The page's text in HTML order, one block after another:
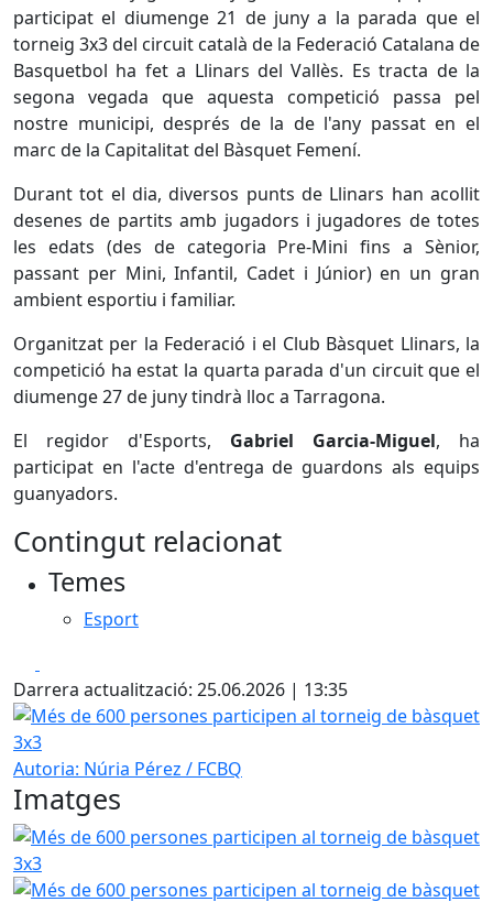
participat el diumenge 21 de juny a la parada que el
torneig 3x3 del circuit català de la Federació Catalana de
Basquetbol ha fet a Llinars del Vallès. Es tracta de la
segona vegada que aquesta competició passa pel
nostre municipi, després de la de l'any passat en el
marc de la Capitalitat del Bàsquet Femení.
Durant tot el dia, diversos punts de Llinars han acollit
desenes de partits amb jugadors i jugadores de totes
les edats (des de categoria Pre-Mini fins a Sènior,
passant per Mini, Infantil, Cadet i Júnior) en un gran
ambient esportiu i familiar.
Organitzat per la Federació i el Club Bàsquet Llinars, la
competició ha estat la quarta parada d'un circuit que el
diumenge 27 de juny tindrà lloc a Tarragona.
El regidor d'Esports, Gabriel Garcia-Miguel, ha
participat en l'acte d'entrega de guardons als equips
guanyadors.
Contingut relacionat
Temes
Esport
Darrera actualització: 25.06.2026 | 13:35
Més de 600 persones participen al torneig de bàsquet 3x3
Autoria: Núria Pérez / FCBQ
Imatges
Més de 600 persones participen al torneig de bàsquet 3x3
Més de 600 persones participen al torneig de bàsquet 3x3